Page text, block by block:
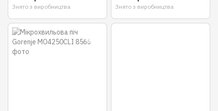
Знято з виробництва Знято з виробництва